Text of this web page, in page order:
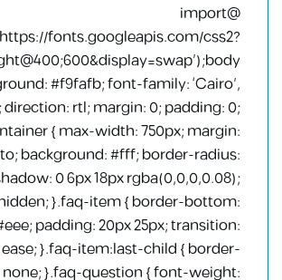
@import
fonts.googleapis.com/css2?
#f9fafb; font-family: ‘Cairo’,
rtl; margin: 0; padding: 0;
{ max-width: 750px; margin:
background: #fff; border-radius:
0 6px 18px rgba(0,0,0,0.08);
}.faq-item { border-bottom:
padding: 20px 25px; transition:
ease; }.faq-item:last-child { border-
}.faq-question { font-weight: